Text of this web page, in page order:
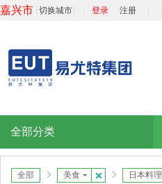
嘉兴市 切换城市 登录 注册
全部分类
全部 美食 日本料理